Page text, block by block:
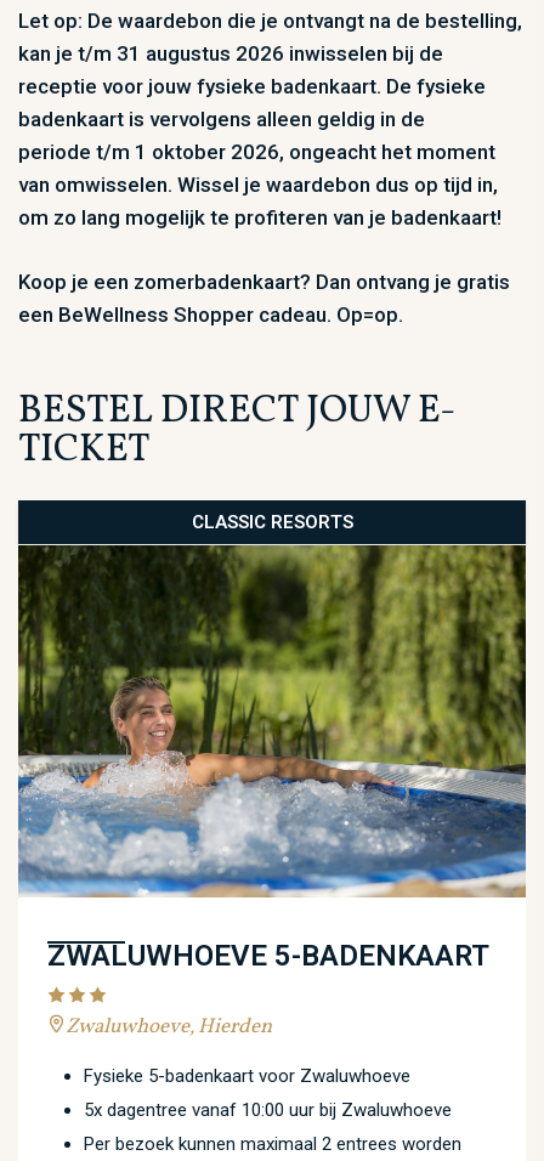
Let op: De waardebon die je ontvangt na de bestelling,
kan je t/m 31 augustus 2026 inwisselen bij de
receptie voor jouw fysieke badenkaart. De fysieke
badenkaart is vervolgens alleen geldig in de
periode t/m 1 oktober 2026, ongeacht het moment
van omwisselen. Wissel je waardebon dus op tijd in,
om zo lang mogelijk te profiteren van je badenkaart!
Koop je een zomerbadenkaart? Dan ontvang je gratis
een BeWellness Shopper cadeau. Op=op.
BESTEL DIRECT JOUW E-
TICKET
CLASSIC RESORTS
ZWALUWHOEVE 5-BADENKAART
Zwaluwhoeve, Hierden
Fysieke 5-badenkaart voor Zwaluwhoeve
5x dagentree vanaf 10:00 uur bij Zwaluwhoeve
Per bezoek kunnen maximaal 2 entrees worden